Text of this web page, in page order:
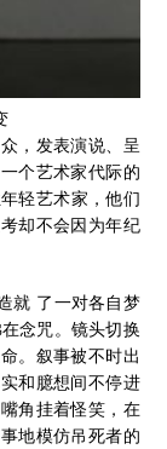
，发表演说、呈
个艺术家代际的
轻艺术家，他们
却不会因为年纪
就 了一对各自梦
念咒。镜头切换
。叙事被不时出
和臆想间不停进
角挂着怪笑，在
地模仿吊死者的